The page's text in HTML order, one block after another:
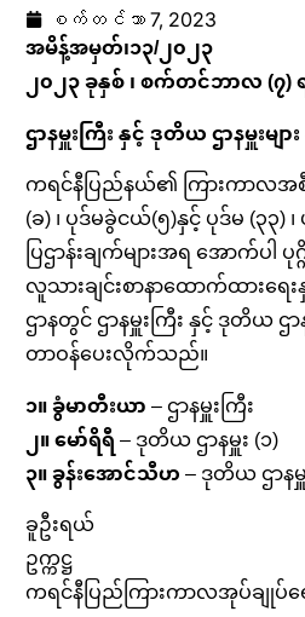
စက်တင်ဘာ 7, 2023
အမိန့်အမှတ်၊၁၃/၂၀၂၃
၂၀၂၃ ခုနှစ် ၊ စက်တင်ဘာလ (၇)
ဌာနမှူးကြီး နှင့် ဒုတိယ ဌာနမှူးမျာ
ကရင်နီပြည်နယ်၏ ကြားကာလအစီ
(ခ) ၊ ပုဒ်မခွဲငယ်(၅)နှင့် ပုဒ်မ (၃၃)
ပြဌာန်းချက်များအရ အောက်ပါ
လူသားချင်းစာနာထောက်ထားရ
ဌာနတွင် ဌာနမှူးကြီး နှင့် ဒုတိယ ဌာ
တာဝန်ပေးလိုက်သည်။
၁။ ခွံမာတီးယာ– ဌာနမှူးကြီး
၂။ မော်ရိရီ– ဒုတိယ ဌာနမှူး (၁)
၃။ ခွန်းအောင်သီဟ– ဒုတိယ ဌာန
ခူဦးရယ်
ဥက္ကဋ္ဌ
ကရင်နီပြည်ကြားကာလအုပ်ချုပ်ရ